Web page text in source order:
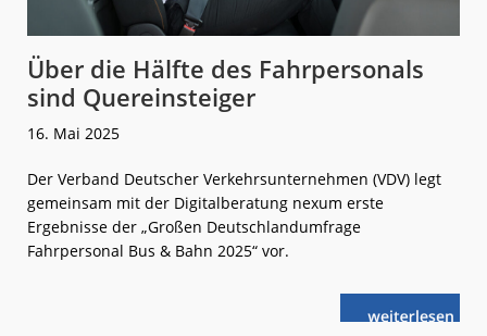
Über die Hälfte des Fahrpersonals
sind Quereinsteiger
16. Mai 2025
Der Verband Deutscher Verkehrsunternehmen (VDV) legt
gemeinsam mit der Digitalberatung nexum erste
Ergebnisse der „Großen Deutschlandumfrage
Fahrpersonal Bus & Bahn 2025“ vor.
weiterlese
nÜber